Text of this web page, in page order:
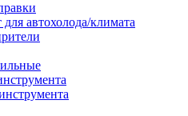
автохолода/климата